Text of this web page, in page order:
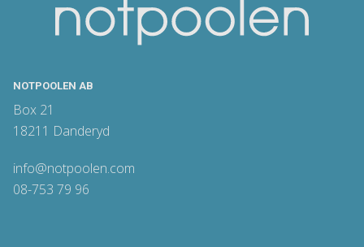
NOTPOOLEN AB
Box 21
18211 Danderyd
info@notpoolen.com
08-753 79 96